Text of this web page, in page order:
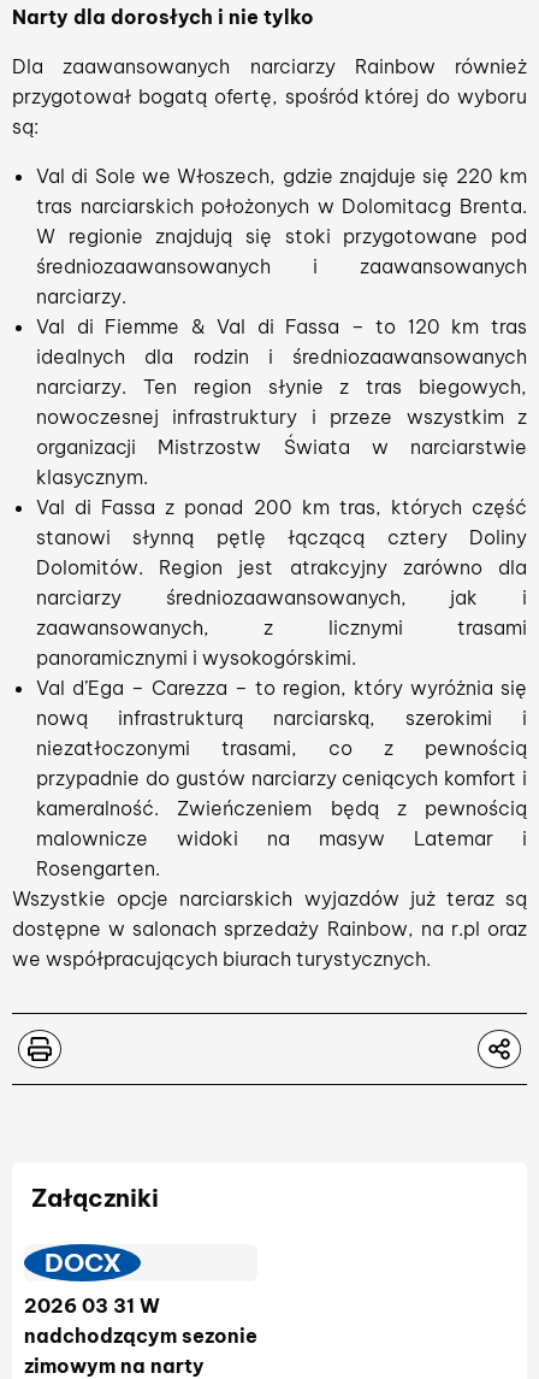
Narty dla dorosłych i nie tylko
Dla zaawansowanych narciarzy Rainbow również
przygotował bogatą ofertę, spośród której do wyboru
są:
Val di Sole we Włoszech, gdzie znajduje się 220 km
tras narciarskich położonych w Dolomitacg Brenta.
W regionie znajdują się stoki przygotowane pod
średniozaawansowanych i zaawansowanych
narciarzy.
Val di Fiemme & Val di Fassa – to 120 km tras
idealnych dla rodzin i średniozaawansowanych
narciarzy. Ten region słynie z tras biegowych,
nowoczesnej infrastruktury i przeze wszystkim z
organizacji Mistrzostw Świata w narciarstwie
klasycznym.
Val di Fassa z ponad 200 km tras, których część
stanowi słynną pętlę łączącą cztery Doliny
Dolomitów. Region jest atrakcyjny zarówno dla
narciarzy średniozaawansowanych, jak i
zaawansowanych, z licznymi trasami
panoramicznymi i wysokogórskimi.
Val d’Ega – Carezza – to region, który wyróżnia się
nową infrastrukturą narciarską, szerokimi i
niezatłoczonymi trasami, co z pewnością
przypadnie do gustów narciarzy ceniących komfort i
kameralność. Zwieńczeniem będą z pewnością
malownicze widoki na masyw Latemar i
Rosengarten.
Wszystkie opcje narciarskich wyjazdów już teraz są
dostępne w salonach sprzedaży Rainbow, na r.pl oraz
we współpracujących biurach turystycznych.
Załączniki
DOCX
2026 03 31 W
nadchodzącym sezonie
zimowym na narty